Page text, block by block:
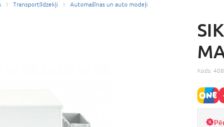
Transportlīdzekļi Automašīnas un auto modeļi
Kods: